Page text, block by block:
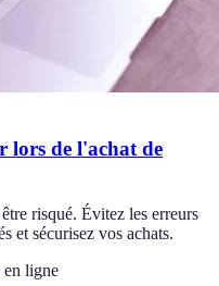
lors de l'achat de
risqué. Évitez les erreurs
et sécurisez vos achats.
en ligne